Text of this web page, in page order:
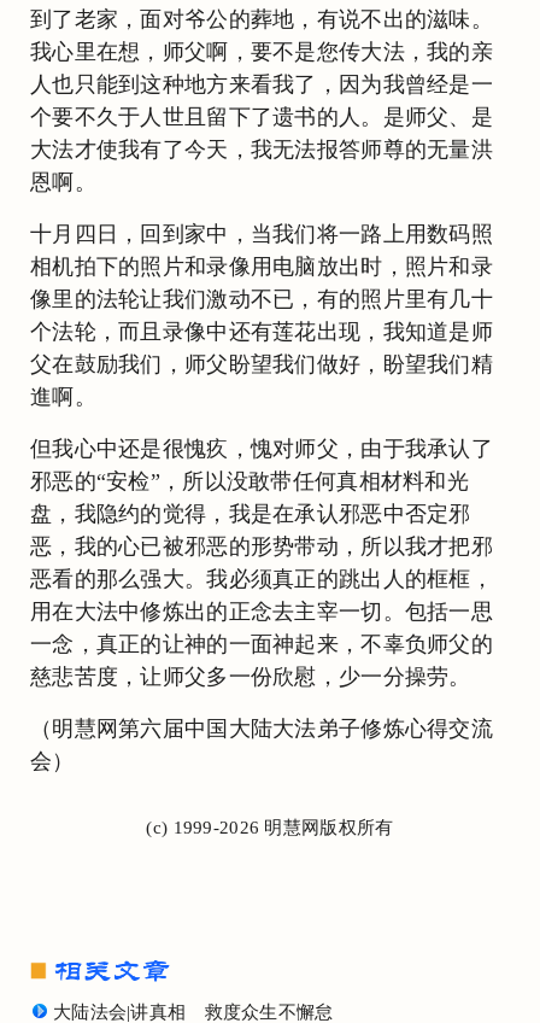
到了老家，面对爷公的葬地，有说不出的滋味。
我心里在想，师父啊，要不是您传大法，我的亲
人也只能到这种地方来看我了，因为我曾经是一
个要不久于人世且留下了遗书的人。是师父、是
大法才使我有了今天，我无法报答师尊的无量洪
恩啊。
十月四日，回到家中，当我们将一路上用数码照
相机拍下的照片和录像用电脑放出时，照片和录
像里的法轮让我们激动不已，有的照片里有几十
个法轮，而且录像中还有莲花出现，我知道是师
父在鼓励我们，师父盼望我们做好，盼望我们精
進啊。
但我心中还是很愧疚，愧对师父，由于我承认了
邪恶的“安检”，所以没敢带任何真相材料和光
盘，我隐约的觉得，我是在承认邪恶中否定邪
恶，我的心已被邪恶的形势带动，所以我才把邪
恶看的那么强大。我必须真正的跳出人的框框，
用在大法中修炼出的正念去主宰一切。包括一思
一念，真正的让神的一面神起来，不辜负师父的
慈悲苦度，让师父多一份欣慰，少一分操劳。
（明慧网第六届中国大陆大法弟子修炼心得交流
会）
(c) 1999-2026 明慧网版权所有
大陆法会|讲真相 救度众生不懈怠